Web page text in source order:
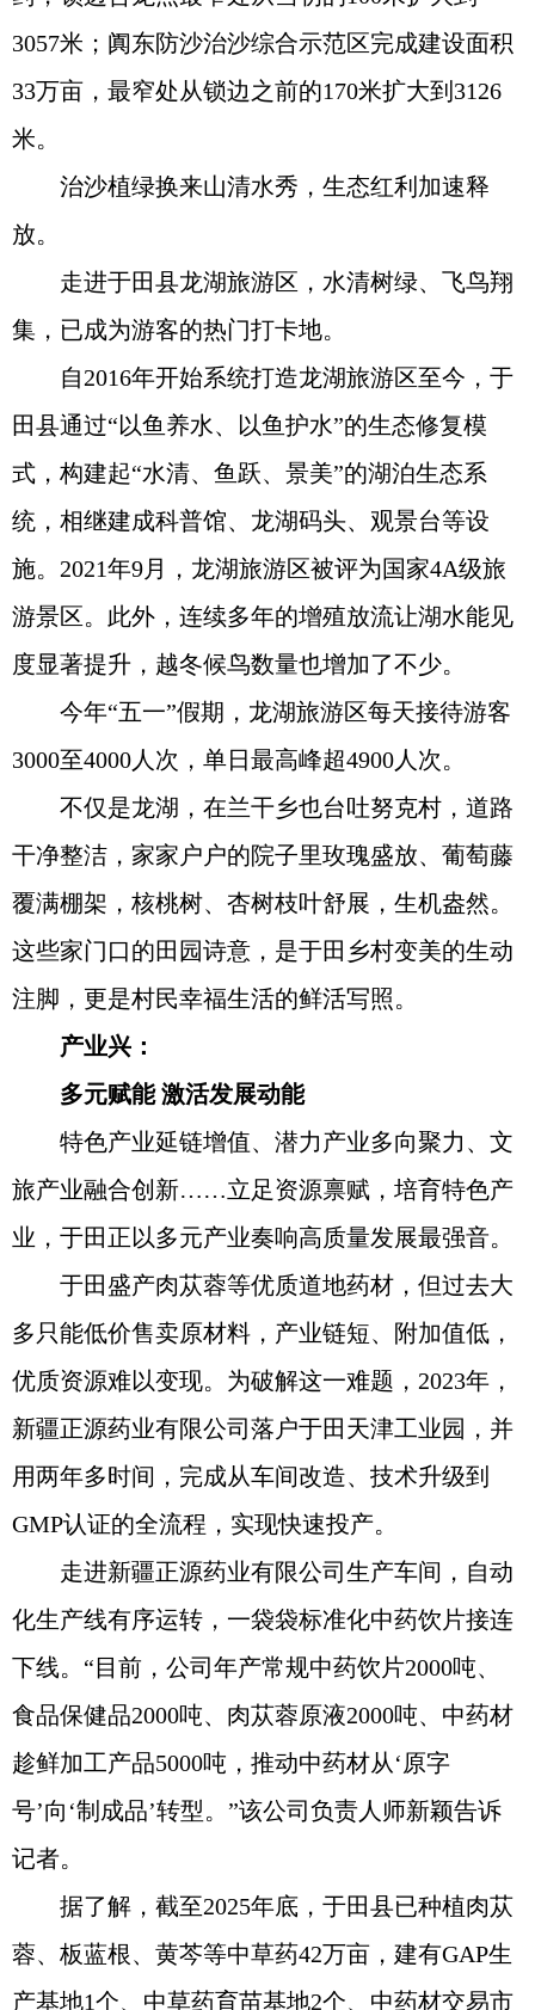
3057米；阗东防沙治沙综合示范区完成建设面积
33万亩，最窄处从锁边之前的170米扩大到3126
米。
治沙植绿换来山清水秀，生态红利加速释
放。
走进于田县龙湖旅游区，水清树绿、飞鸟翔
集，已成为游客的热门打卡地。
自2016年开始系统打造龙湖旅游区至今，于
田县通过“以鱼养水、以鱼护水”的生态修复模
式，构建起“水清、鱼跃、景美”的湖泊生态系
统，相继建成科普馆、龙湖码头、观景台等设
施。2021年9月，龙湖旅游区被评为国家4A级旅
游景区。此外，连续多年的增殖放流让湖水能见
度显著提升，越冬候鸟数量也增加了不少。
今年“五一”假期，龙湖旅游区每天接待游客
3000至4000人次，单日最高峰超4900人次。
不仅是龙湖，在兰干乡也台吐努克村，道路
干净整洁，家家户户的院子里玫瑰盛放、葡萄藤
覆满棚架，核桃树、杏树枝叶舒展，生机盎然。
这些家门口的田园诗意，是于田乡村变美的生动
注脚，更是村民幸福生活的鲜活写照。
产业兴：
多元赋能 激活发展动能
特色产业延链增值、潜力产业多向聚力、文
旅产业融合创新……立足资源禀赋，培育特色产
业，于田正以多元产业奏响高质量发展最强音。
于田盛产肉苁蓉等优质道地药材，但过去大
多只能低价售卖原材料，产业链短、附加值低，
优质资源难以变现。为破解这一难题，2023年，
新疆正源药业有限公司落户于田天津工业园，并
用两年多时间，完成从车间改造、技术升级到
GMP认证的全流程，实现快速投产。
走进新疆正源药业有限公司生产车间，自动
化生产线有序运转，一袋袋标准化中药饮片接连
下线。“目前，公司年产常规中药饮片2000吨、
食品保健品2000吨、肉苁蓉原液2000吨、中药材
趁鲜加工产品5000吨，推动中药材从‘原字
号’向‘制成品’转型。”该公司负责人师新颖告诉
记者。
据了解，截至2025年底，于田县已种植肉苁
蓉、板蓝根、黄芩等中草药42万亩，建有GAP生
产基地1个、中草药育苗基地2个、中药材交易市